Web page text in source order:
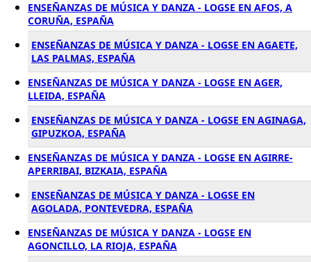
ENSEÑANZAS DE MÚSICA Y DANZA - LOGSE EN AFOS, A
CORUÑA, ESPAÑA
ENSEÑANZAS DE MÚSICA Y DANZA - LOGSE EN AGAETE,
LAS PALMAS, ESPAÑA
ENSEÑANZAS DE MÚSICA Y DANZA - LOGSE EN AGER,
LLEIDA, ESPAÑA
ENSEÑANZAS DE MÚSICA Y DANZA - LOGSE EN AGINAGA,
GIPUZKOA, ESPAÑA
ENSEÑANZAS DE MÚSICA Y DANZA - LOGSE EN AGIRRE-
APERRIBAI, BIZKAIA, ESPAÑA
ENSEÑANZAS DE MÚSICA Y DANZA - LOGSE EN
AGOLADA, PONTEVEDRA, ESPAÑA
ENSEÑANZAS DE MÚSICA Y DANZA - LOGSE EN
AGONCILLO, LA RIOJA, ESPAÑA